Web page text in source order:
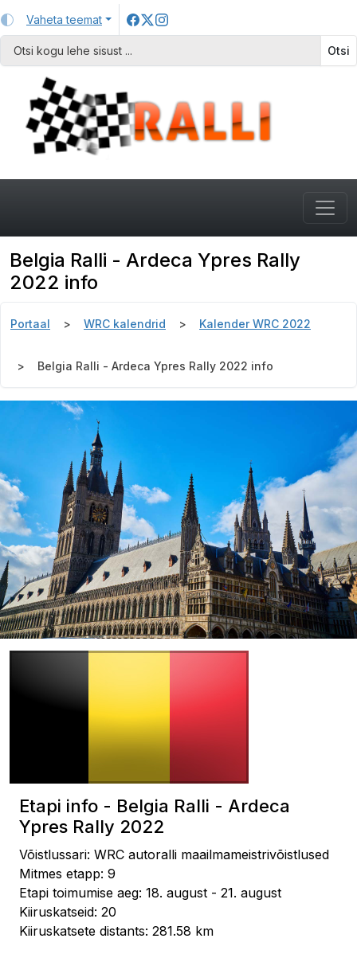
Vaheta teemat
Otsi
Belgia Ralli - Ardeca Ypres Rally
2022 info
Portaal WRC kalendrid Kalender WRC 2022
Belgia Ralli - Ardeca Ypres Rally 2022 info
Etapi info - Belgia Ralli - Ardeca
Ypres Rally 2022
Võistlussari: WRC autoralli maailmameistrivõistlused
Mitmes etapp: 9
Etapi toimumise aeg: 18. august - 21. august
Kiiruskatseid: 20
Kiiruskatsete distants: 281.58 km